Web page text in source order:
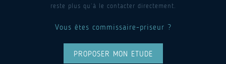
reste plus qu’à le contacter directement.
Vous êtes commissaire-priseur ?
PROPOSER MON ETUDE